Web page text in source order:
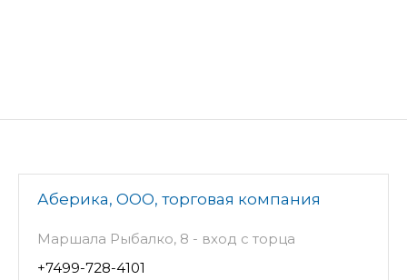
Аберика, ООО, торговая компания
Маршала Рыбалко, 8 - вход с торца
+7499-728-4101